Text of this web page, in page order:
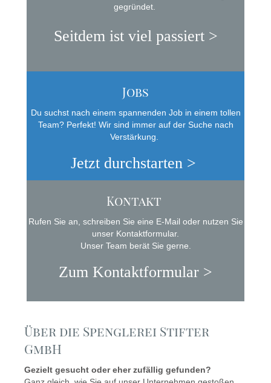
gegründet.
Seitdem ist viel passiert >
Jobs
Du suchst nach einem spannenden Job in einem tollen
Team? Perfekt! Wir sind immer auf der Suche nach
Verstärkung.
Jetzt durchstarten >
Kontakt
Rufen Sie an, schreiben Sie eine E-Mail oder nutzen Sie
unser Kontaktformular.
Unser Team berät Sie gerne.
Zum Kontaktformular >
Über die Spenglerei Stifter
GmbH
Gezielt gesucht oder eher zufällig gefunden?